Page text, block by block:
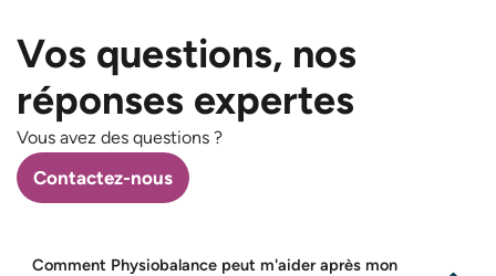
Vos questions, nos
réponses expertes
Vous avez des questions ?
Contactez-nous
Comment Physiobalance peut m'aider après mon